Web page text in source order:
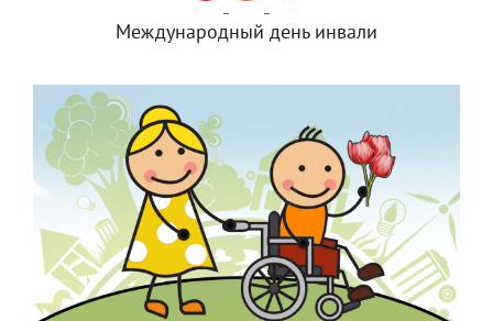
Международный день инвали